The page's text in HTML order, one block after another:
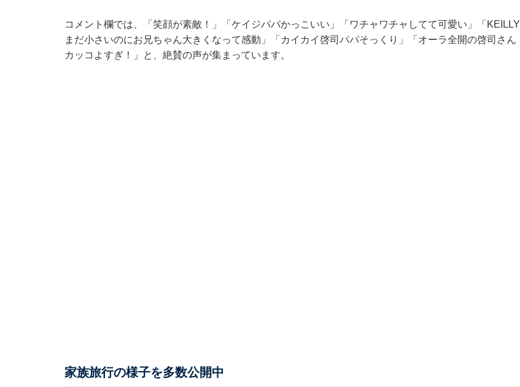
コメント欄では、「笑顔が素敵！」「ケイジパパかっこいい」「ワチャワチャしてて可愛い」「KEILLY
まだ小さいのにお兄ちゃん大きくなって感動」「カイカイ啓司パパそっくり」「オーラ全開の啓司さん
カッコよすぎ！」と、絶賛の声が集まっています。
家族旅行の様子を多数公開中